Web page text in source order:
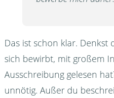
Das ist schon klar. Denkst
sich bewirbt, mit großem
Ausschreibung gelesen
unnötig. Außer du